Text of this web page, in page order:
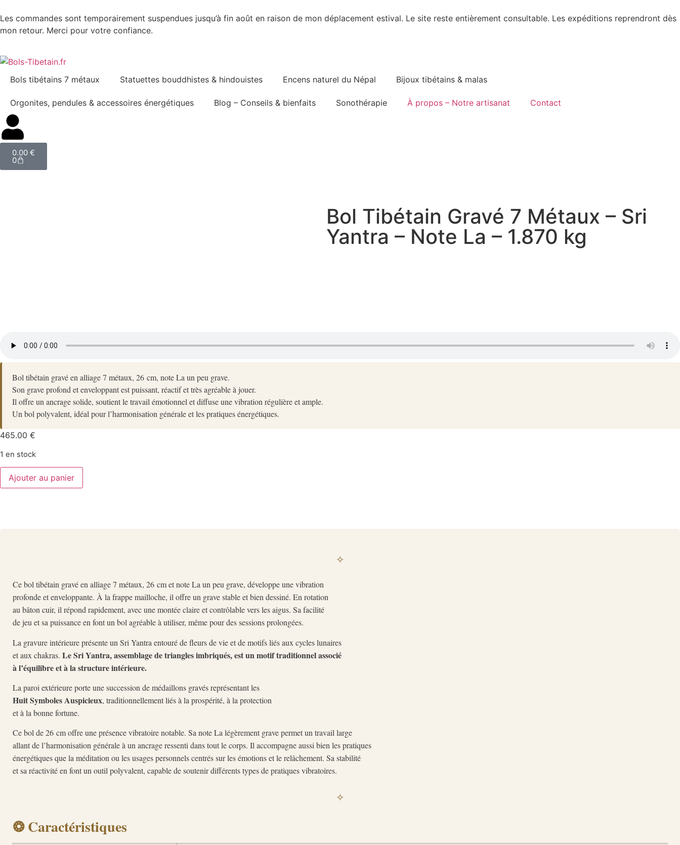
Les commandes sont temporairement suspendues jusqu’à fin août en raison de mon déplacement estival. Le site reste entièrement consultable. Les expéditions reprendront dès
mon retour. Merci pour votre confiance.
Bols tibétains 7 métaux Statuettes bouddhistes & hindouistes Encens naturel du Népal Bijoux tibétains & malas
Orgonites, pendules & accessoires énergétiques Blog – Conseils & bienfaits Sonothérapie À propos – Notre artisanat Contact
0.00 €
0
Bol Tibétain Gravé 7 Métaux – Sri
Yantra – Note La – 1.870 kg
Bol tibétain gravé en alliage 7 métaux, 26 cm, note La un peu grave.
Son grave profond et enveloppant est puissant, réactif et très agréable à jouer.
Il offre un ancrage solide, soutient le travail émotionnel et diffuse une vibration régulière et ample.
Un bol polyvalent, idéal pour l’harmonisation générale et les pratiques énergétiques.
465.00 €
1 en stock
Ajouter au panier
✧
Ce bol tibétain gravé en alliage 7 métaux, 26 cm et note La un peu grave, développe une vibration
profonde et enveloppante. À la frappe mailloche, il offre un grave stable et bien dessiné. En rotation
au bâton cuir, il répond rapidement, avec une montée claire et contrôlable vers les aigus. Sa facilité
de jeu et sa puissance en font un bol agréable à utiliser, même pour des sessions prolongées.
La gravure intérieure présente un Sri Yantra entouré de fleurs de vie et de motifs liés aux cycles lunaires
et aux chakras. Le Sri Yantra, assemblage de triangles imbriqués, est un motif traditionnel associé
à l’équilibre et à la structure intérieure.
La paroi extérieure porte une succession de médaillons gravés représentant les
Huit Symboles Auspicieux, traditionnellement liés à la prospérité, à la protection
et à la bonne fortune.
Ce bol de 26 cm offre une présence vibratoire notable. Sa note La légèrement grave permet un travail large
allant de l’harmonisation générale à un ancrage ressenti dans tout le corps. Il accompagne aussi bien les pratiques
énergétiques que la méditation ou les usages personnels centrés sur les émotions et le relâchement. Sa stabilité
et sa réactivité en font un outil polyvalent, capable de soutenir différents types de pratiques vibratoires.
✧
❂ Caractéristiques